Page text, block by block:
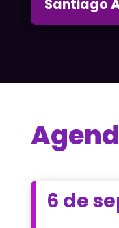
Santiago
6 de